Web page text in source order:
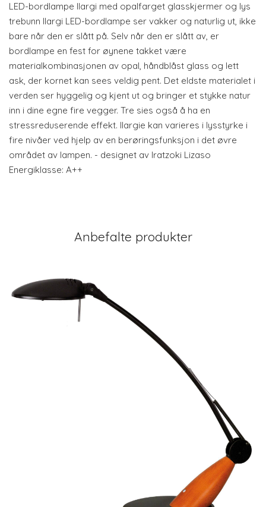
LED-bordlampe Ilargi med opalfarget glasskjermer og lys
trebunn Ilargi LED-bordlampe ser vakker og naturlig ut, ikke
bare når den er slått på. Selv når den er slått av, er
bordlampe en fest for øynene takket være
materialkombinasjonen av opal, håndblåst glass og lett
ask, der kornet kan sees veldig pent. Det eldste materialet i
verden ser hyggelig og kjent ut og bringer et stykke natur
inn i dine egne fire vegger. Tre sies også å ha en
stressreduserende effekt. Ilargie kan varieres i lysstyrke i
fire nivåer ved hjelp av en berøringsfunksjon i det øvre
området av lampen. - designet av Iratzoki Lizaso
Energiklasse: A++
Anbefalte produkter